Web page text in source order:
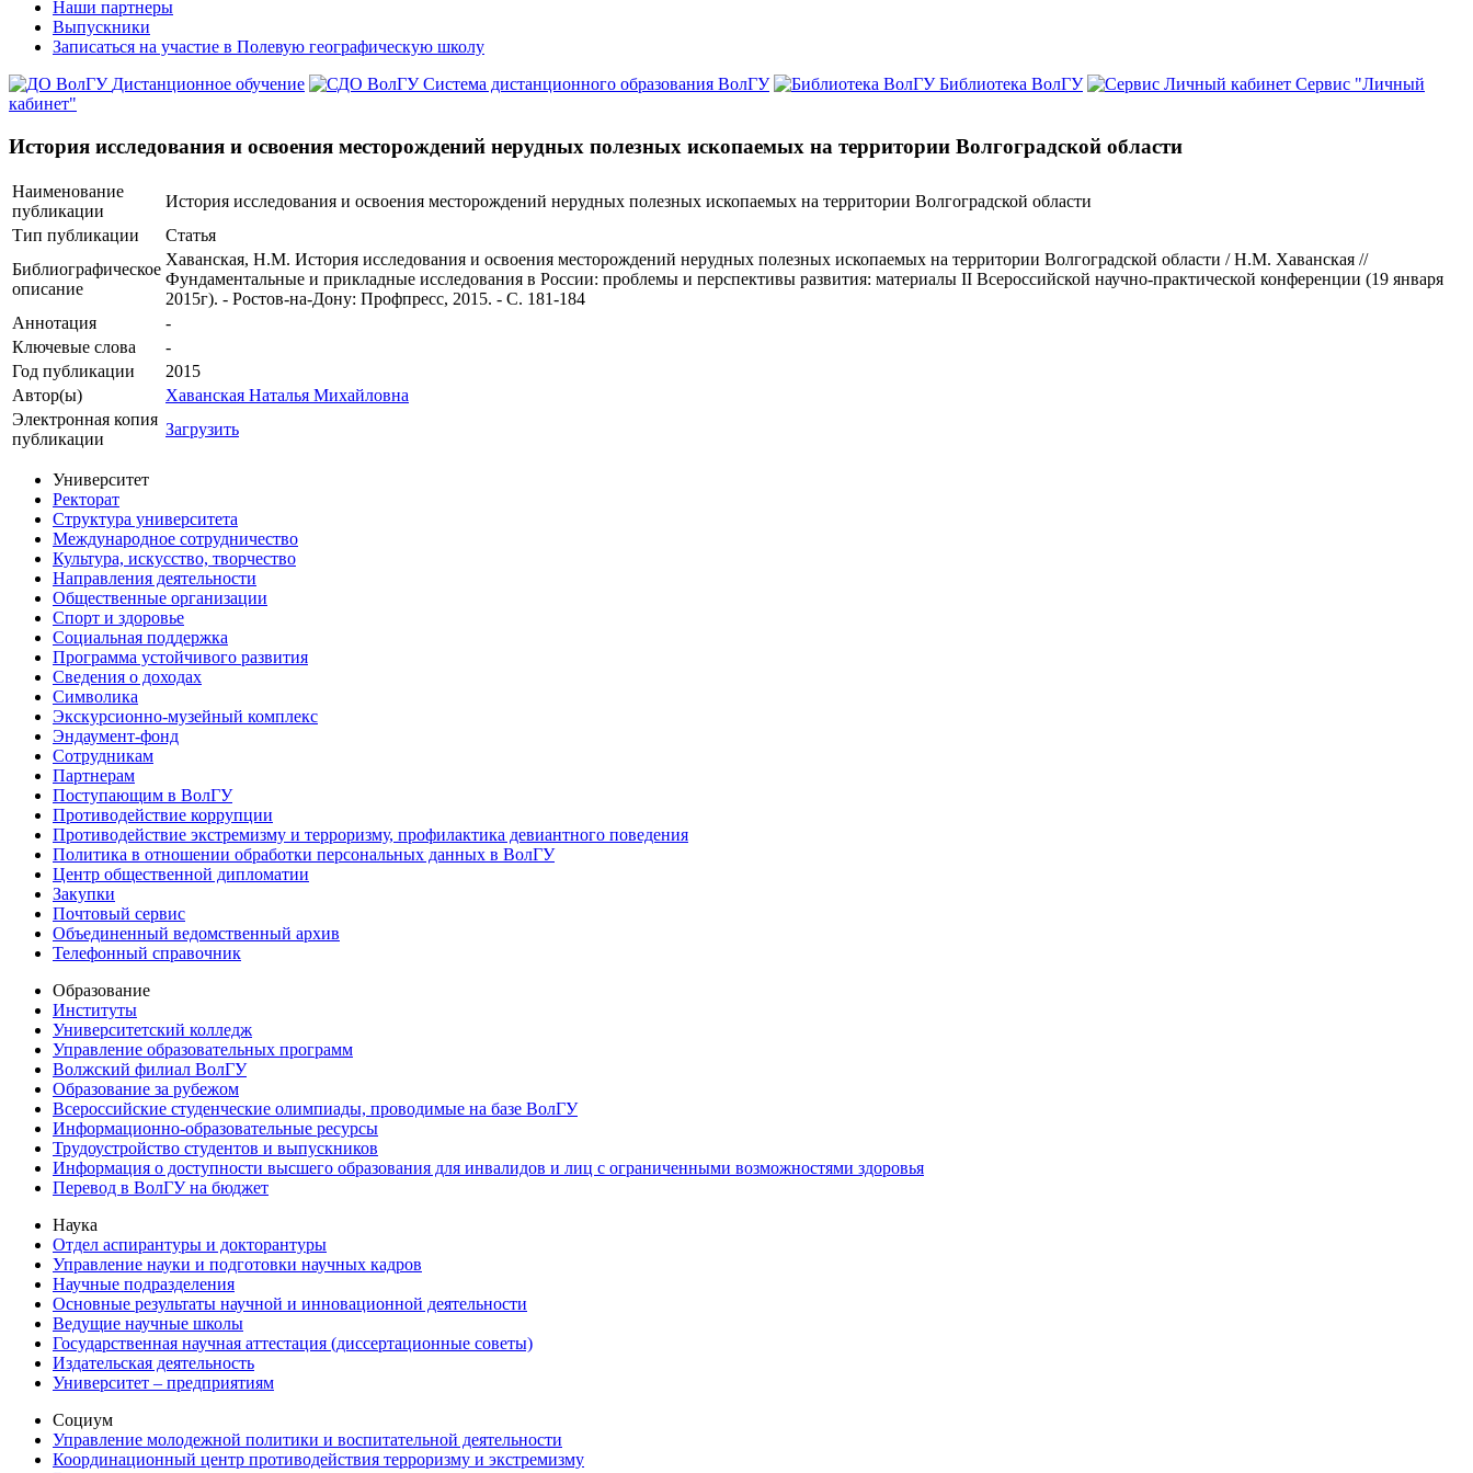
Наши партнеры
Выпускники
Записаться на участие в Полевую географическую школу
Дистанционное обучение
Система дистанционного образования ВолГУ Библиотека ВолГУ
Сервис "Личный
кабинет"
История исследования и освоения месторождений нерудных полезных ископаемых на территории Волгоградской области
Наименование
публикации
История исследования и освоения месторождений нерудных полезных ископаемых на территории Волгоградской области
Тип публикации
Статья
Библиографическое
описание
Хаванская, Н.М. История исследования и освоения месторождений нерудных полезных ископаемых на территории Волгоградской области / Н.М. Хаванская //
Фундаментальные и прикладные исследования в России: проблемы и перспективы развития: материалы II Всероссийской научно-практической конференции (19 января
2015г). - Ростов-на-Дону: Профпресс, 2015. - С. 181-184
Аннотация
-
Ключевые cлова
-
Год публикации
2015
Автор(ы)
Хаванская Наталья Михайловна
Электронная копия
публикации
Загрузить
Университет
Ректорат
Структура университета
Международное сотрудничество
Культура, искусство, творчество
Направления деятельности
Общественные организации
Спорт и здоровье
Социальная поддержка
Программа устойчивого развития
Сведения о доходах
Символика
Экскурсионно-музейный комплекс
Эндаумент-фонд
Сотрудникам
Партнерам
Поступающим в ВолГУ
Противодействие коррупции
Противодействие экстремизму и терроризму, профилактика девиантного поведения
Политика в отношении обработки персональных данных в ВолГУ
Центр общественной дипломатии
Закупки
Почтовый сервис
Объединенный ведомственный архив
Телефонный справочник
Образование
Институты
Университетский колледж
Управление образовательных программ
Волжский филиал ВолГУ
Образование за рубежом
Всероссийские студенческие олимпиады, проводимые на базе ВолГУ
Информационно-образовательные ресурсы
Трудоустройство студентов и выпускников
Информация о доступности высшего образования для инвалидов и лиц с ограниченными возможностями здоровья
Перевод в ВолГУ на бюджет
Наука
Отдел аспирантуры и докторантуры
Управление науки и подготовки научных кадров
Научные подразделения
Основные результаты научной и инновационной деятельности
Ведущие научные школы
Государственная научная аттестация (диссертационные советы)
Издательская деятельность
Университет – предприятиям
Социум
Управление молодежной политики и воспитательной деятельности
Координационный центр противодействия терроризму и экстремизму